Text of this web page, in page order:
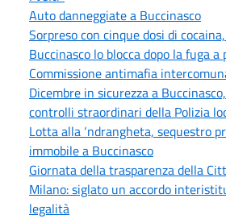
Auto danneggiate a Buccinasco
Sorpreso con cinque dosi di
Buccinasco lo blocca dopo la fuga a
Commissione antimafia
Dicembre in sicurezza a
controlli straordinari della Polizia
Lotta alla ‘ndrangheta, sequestro
immobile a Buccinasco
Giornata della trasparenza della
Milano: siglato un accordo
legalità